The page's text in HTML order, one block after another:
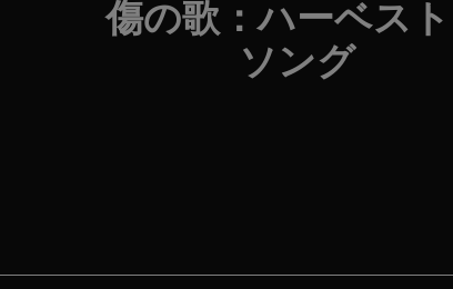
傷の歌：ハーベスト
ソング